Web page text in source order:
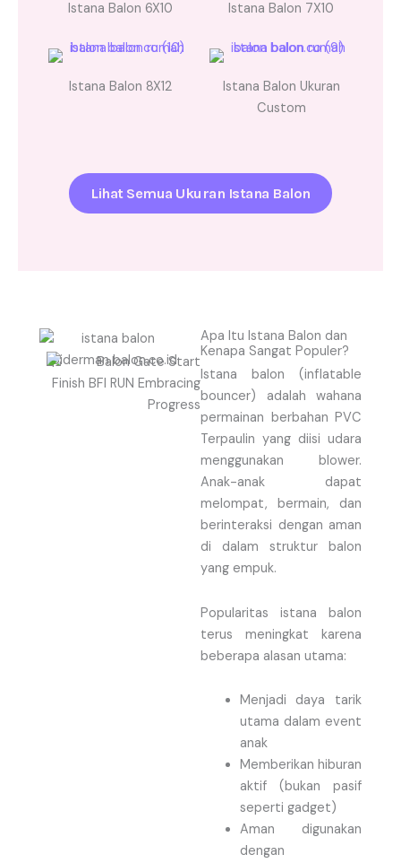
Istana Balon 6X10 Istana Balon 7X10
Istana Balon 8X12
Istana Balon Ukuran
Custom
Lihat Semua Ukuran Istana Balon
Apa Itu Istana Balon dan
Kenapa Sangat Populer?
Istana balon (inflatable
bouncer) adalah wahana
permainan berbahan PVC
Terpaulin yang diisi udara
menggunakan blower.
Anak-anak dapat
melompat, bermain, dan
berinteraksi dengan aman
di dalam struktur balon
yang empuk.
Popularitas istana balon
terus meningkat karena
beberapa alasan utama:
Menjadi daya tarik
utama dalam event
anak
Memberikan hiburan
aktif (bukan pasif
seperti gadget)
Aman digunakan
dengan